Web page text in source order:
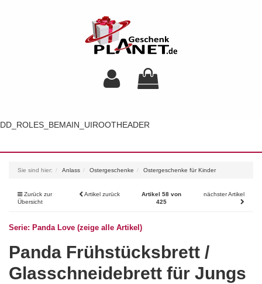
DD_ROLES_BEMAIN_UIROOTHEADER
Sie sind hier: Anlass Ostergeschenke Ostergeschenke für Kinder
Zurück zur
Übersicht
Artikel zurück
Artikel 58 von
425
nächster Artikel
Serie: Panda Love (zeige alle Artikel)
Panda Frühstücksbrett /
Glasschneidebrett für Jungs